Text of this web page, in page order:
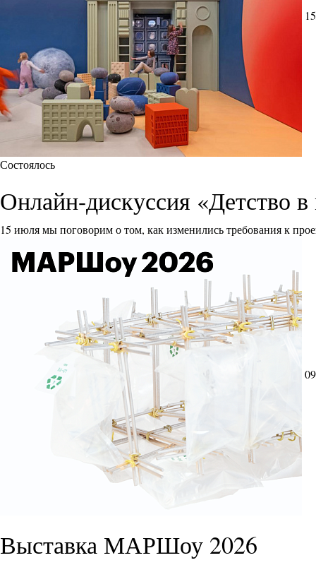
Состоялось
Онлайн-дискуссия «Детство
15 июля мы поговорим о том, как изменились требования к
Выставка МАРШоу 2026